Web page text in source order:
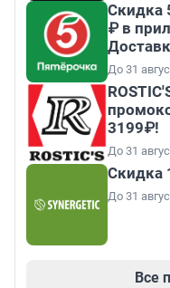
Скидка
₽ в
До 31
3199₽!
До 31
Скидка
До 31
Все